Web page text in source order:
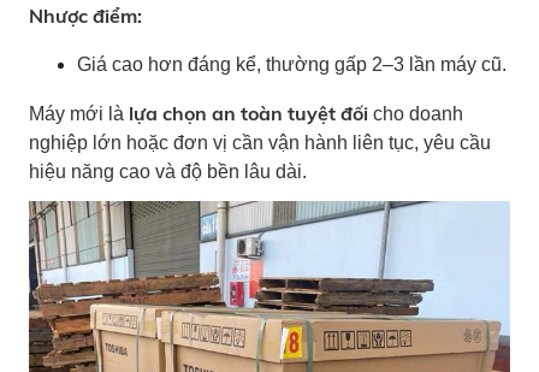
Nhược điểm:
Giá cao hơn đáng kể, thường gấp 2–3 lần máy cũ.
Máy mới là lựa chọn an toàn tuyệt đối cho doanh
nghiệp lớn hoặc đơn vị cần vận hành liên tục, yêu cầu
hiệu năng cao và độ bền lâu dài.